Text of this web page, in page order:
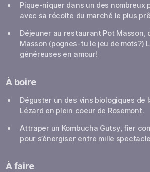
Pique-niquer dans un des nombreux
avec sa récolte du marché le plus
Déjeuner au restaurant Pot Masson,
Masson (pognes-tu le jeu de mots?)
généreuses en amour!
À boire
Déguster un des vins biologiques de
Lézard en plein coeur de Rosemont.
Attraper un Kombucha Gutsy, fier
pour s’énergiser entre mille
À faire